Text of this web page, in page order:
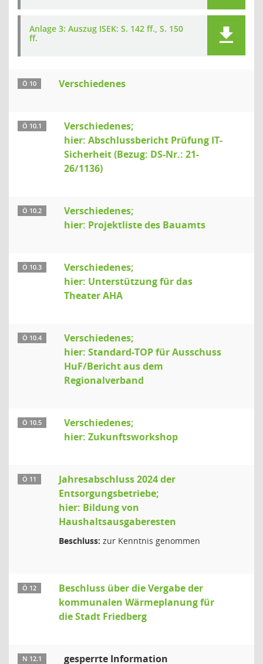
Anlage 3: Auszug ISEK: S. 142 ff., S. 150
ff.
Ö 10 Verschiedenes
Ö 10.1
Verschiedenes;
hier: Abschlussbericht Prüfung IT-
Sicherheit (Bezug: DS-Nr.: 21-
26/1136)
Ö 10.2
Verschiedenes;
hier: Projektliste des Bauamts
Ö 10.3
Verschiedenes;
hier: Unterstützung für das
Theater AHA
Ö 10.4
Verschiedenes;
hier: Standard-TOP für Ausschuss
HuF/Bericht aus dem
Regionalverband
Ö 10.5
Verschiedenes;
hier: Zukunftsworkshop
Ö 11
Jahresabschluss 2024 der
Entsorgungsbetriebe;
hier: Bildung von
Haushaltsausgaberesten
Beschluss: zur Kenntnis genommen
Ö 12
Beschluss über die Vergabe der
kommunalen Wärmeplanung für
die Stadt Friedberg
N 12.1 gesperrte Information